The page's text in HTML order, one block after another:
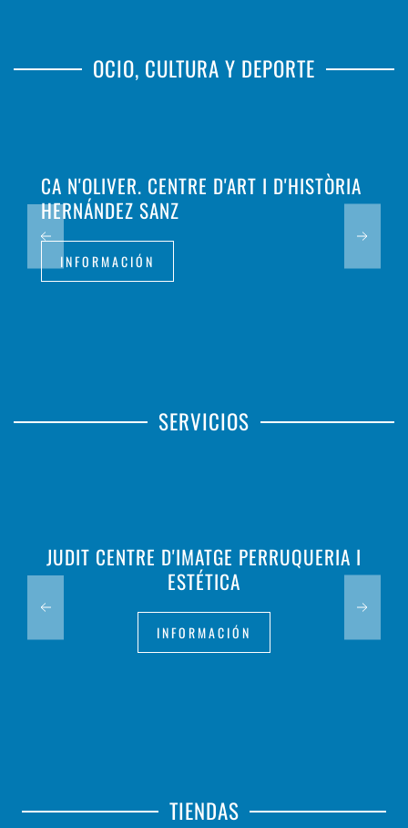
OCIO, CULTURA Y DEPORTE
CA N'OLIVER. CENTRE D'ART I D'HISTÒRIA
HERNÁNDEZ SANZ
INFORMACIÓN
SERVICIOS
JUDIT CENTRE D'IMATGE PERRUQUERIA I
ESTÉTICA
INFORMACIÓN
TIENDAS